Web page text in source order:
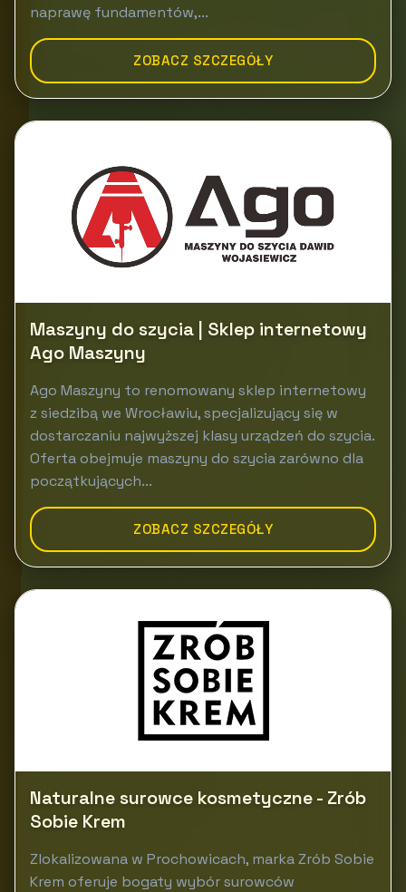
naprawę fundamentów,...
ZOBACZ SZCZEGÓŁY
Maszyny do szycia | Sklep internetowy
Ago Maszyny
Ago Maszyny to renomowany sklep internetowy
z siedzibą we Wrocławiu, specjalizujący się w
dostarczaniu najwyższej klasy urządzeń do szycia.
Oferta obejmuje maszyny do szycia zarówno dla
początkujących...
ZOBACZ SZCZEGÓŁY
Naturalne surowce kosmetyczne - Zrób
Sobie Krem
Zlokalizowana w Prochowicach, marka Zrób Sobie
Krem oferuje bogaty wybór surowców